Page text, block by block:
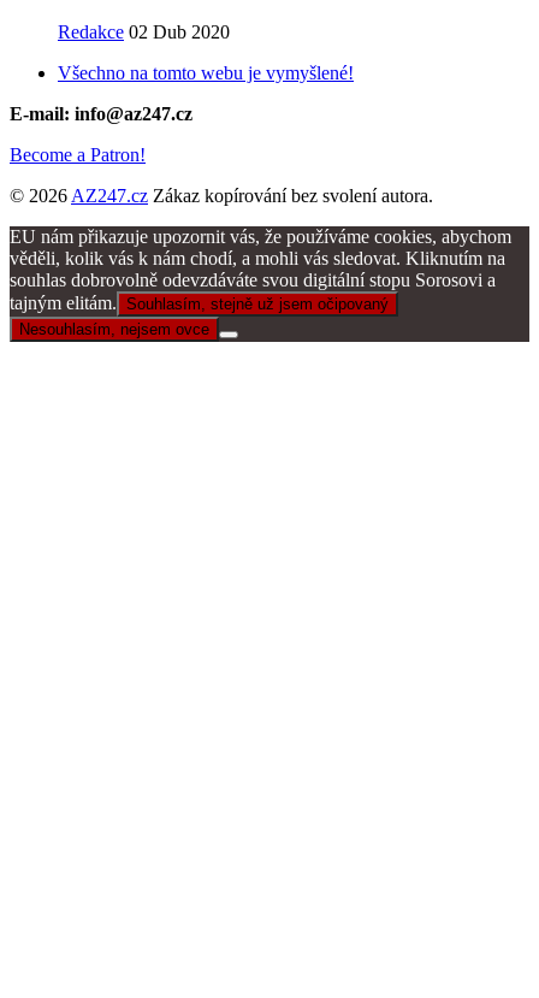
Redakce 02 Dub 2020
Všechno na tomto webu je vymyšlené!
E-mail: info@az247.cz
Become a Patron!
© 2026 AZ247.cz Zákaz kopírování bez svolení autora.
EU nám přikazuje upozornit vás, že používáme cookies, abychom
věděli, kolik vás k nám chodí, a mohli vás sledovat. Kliknutím na
souhlas dobrovolně odevzdáváte svou digitální stopu Sorosovi a
tajným elitám. Souhlasím, stejně už jsem očipovaný
Nesouhlasím, nejsem ovce